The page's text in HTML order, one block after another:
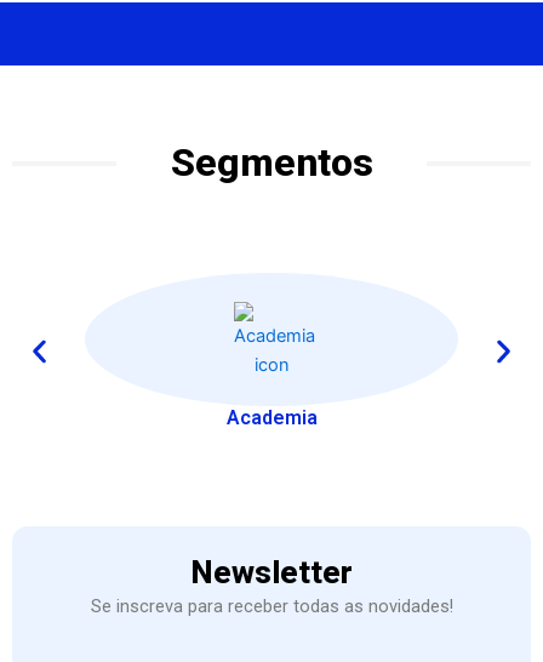
Segmentos
Academia
Newsletter
Se inscreva para receber todas as novidades!